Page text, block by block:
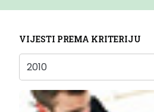
VIJESTI PREMA KRITERIJU